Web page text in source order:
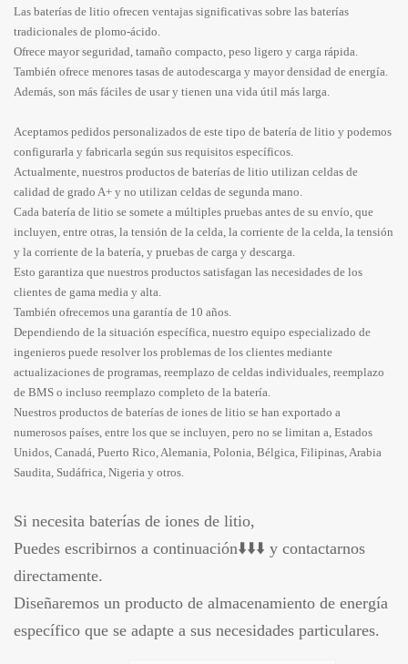
Las baterías de litio ofrecen ventajas significativas sobre las baterías
tradicionales de plomo-ácido.
Ofrece mayor seguridad, tamaño compacto, peso ligero y carga rápida.
También ofrece menores tasas de autodescarga y mayor densidad de energía.
Además, son más fáciles de usar y tienen una vida útil más larga.
Aceptamos pedidos personalizados de este tipo de batería de litio y podemos
configurarla y fabricarla según sus requisitos específicos.
Actualmente, nuestros productos de baterías de litio utilizan celdas de
calidad de grado A+ y no utilizan celdas de segunda mano.
Cada batería de litio se somete a múltiples pruebas antes de su envío, que
incluyen, entre otras, la tensión de la celda, la corriente de la celda, la tensión
y la corriente de la batería, y pruebas de carga y descarga.
Esto garantiza que nuestros productos satisfagan las necesidades de los
clientes de gama media y alta.
También ofrecemos una garantía de 10 años.
Dependiendo de la situación específica, nuestro equipo especializado de
ingenieros puede resolver los problemas de los clientes mediante
actualizaciones de programas, reemplazo de celdas individuales, reemplazo
de BMS o incluso reemplazo completo de la batería.
Nuestros productos de baterías de iones de litio se han exportado a
numerosos países, entre los que se incluyen, pero no se limitan a, Estados
Unidos, Canadá, Puerto Rico, Alemania, Polonia, Bélgica, Filipinas, Arabia
Saudita, Sudáfrica, Nigeria y otros.
Si necesita baterías de iones de litio,
Puedes escribirnos a continuación⬇️⬇️⬇️ y contactarnos
directamente.
Diseñaremos un producto de almacenamiento de energía
específico que se adapte a sus necesidades particulares.